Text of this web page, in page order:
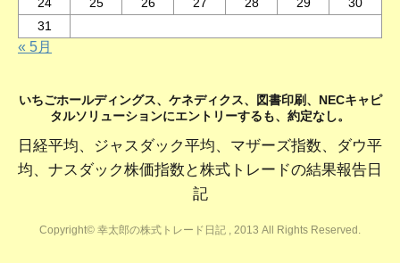
24
25 26 27 28 29
30
31
« 5月
いちごホールディングス、ケネディクス、図書印刷、NECキャピ
タルソリューションにエントリーするも、約定なし。
日経平均、ジャスダック平均、マザーズ指数、ダウ平
均、ナスダック株価指数と株式トレードの結果報告日
記
Copyright© 幸太郎の株式トレード日記 , 2013 All Rights Reserved.